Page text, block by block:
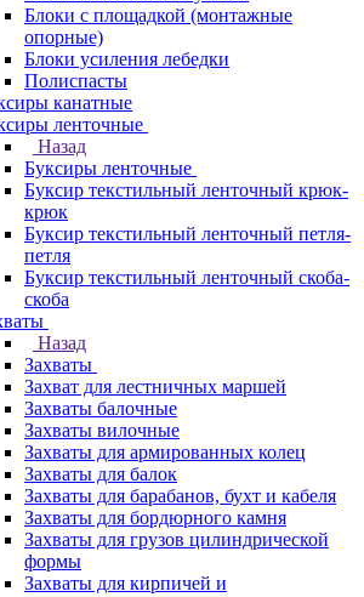
Блоки с площадкой (монтажные
опорные)
Блоки усиления лебедки
Полиспасты
канатные
ленточные
Назад
Буксиры ленточные
Буксир текстильный ленточный крюк-
крюк
Буксир текстильный ленточный петля-
петля
Буксир текстильный ленточный скоба-
скоба
Назад
Захваты
Захват для лестничных маршей
Захваты балочные
Захваты вилочные
Захваты для армированных колец
Захваты для балок
Захваты для барабанов, бухт и кабеля
Захваты для бордюрного камня
Захваты для грузов цилиндрической
формы
Захваты для кирпичей и